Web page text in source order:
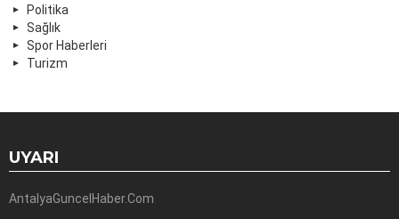
Politika
Sağlık
Spor Haberleri
Turizm
UYARI
AntalyaGuncelHaber.Com